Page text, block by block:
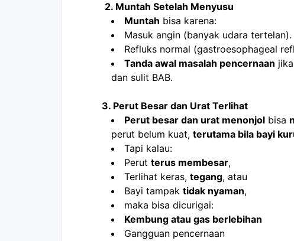
2. Muntah Setelah Menyusu
Muntah bisa karena:
Masuk angin (banyak udara tertelan).
Refluks normal (gastroesophageal
Tanda awal masalah pencernaan
dan sulit BAB.
3. Perut Besar dan Urat Terlihat
Perut besar dan urat menonjol bisa
perut belum kuat, terutama bila bayi
Tapi kalau:
Perut terus membesar,
Terlihat keras, tegang, atau
Bayi tampak tidak nyaman,
maka bisa dicurigai:
Kembung atau gas berlebihan
Gangguan pencernaan